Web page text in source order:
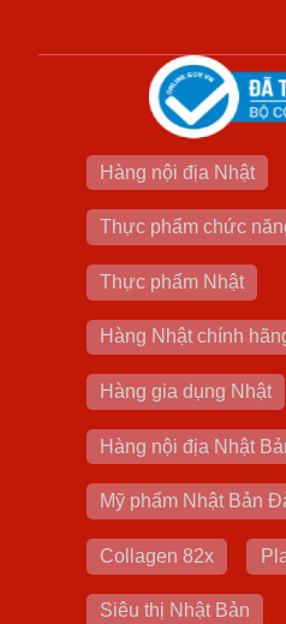
Hàng nội địa Nhật
Thực phẩm chức
Thực phẩm Nhật
Hàng Nhật chính
Hàng gia dụng Nhật
Hàng nội địa Nhật
Mỹ phẩm Nhật Bản
Collagen 82x
Siêu thị Nhật Bản